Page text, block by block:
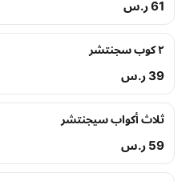
61 ر.س
٢ كوب سجنتشر
39 ر.س
ثلاث أكواب سيجنتشر
59 ر.س